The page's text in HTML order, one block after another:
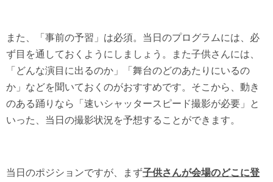
また、「事前の予習」は必須。当日のプログラムには、必
ず目を通しておくようにしましょう。また子供さんには、
「どんな演目に出るのか」「舞台のどのあたりにいるの
か」などを聞いておくのがおすすめです。そこから、動き
のある踊りなら「速いシャッタースピード撮影が必要」と
いった、当日の撮影状況を予想することができます。
当日のポジションですが、まず子供さんが会場のどこに登